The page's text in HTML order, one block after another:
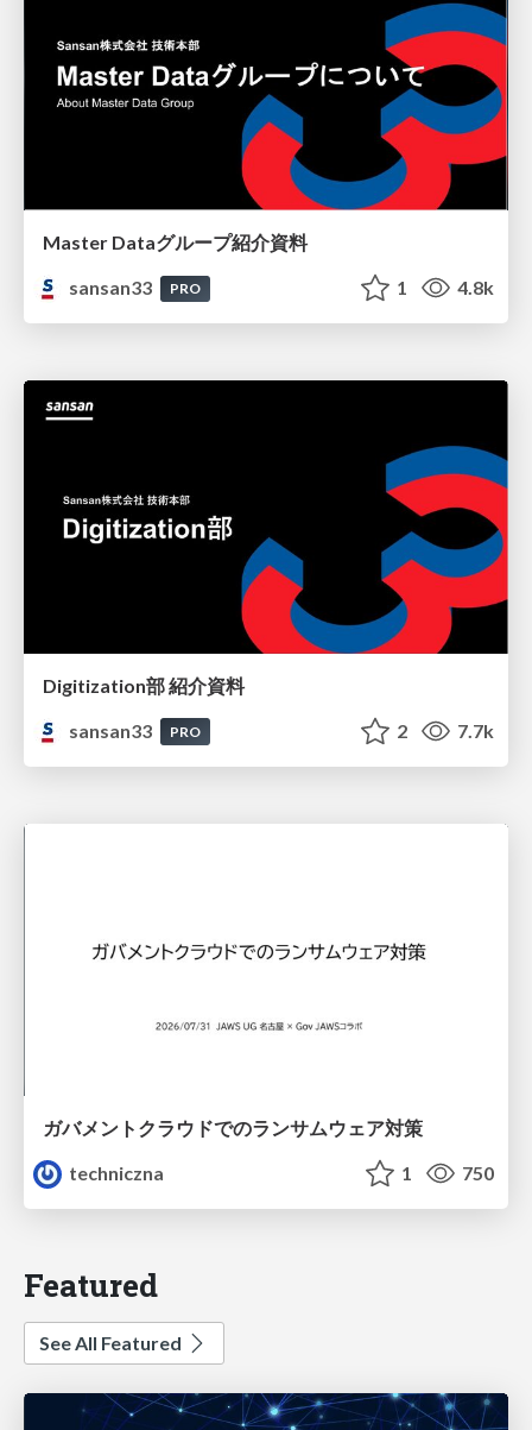
Master Dataグループ紹介資料
sansan33
PRO 1 4.8k
Digitization部 紹介資料
sansan33
PRO 2 7.7k
ガバメントクラウドでのランサムウェア対策
techniczna
1 750
Featured
See All Featured